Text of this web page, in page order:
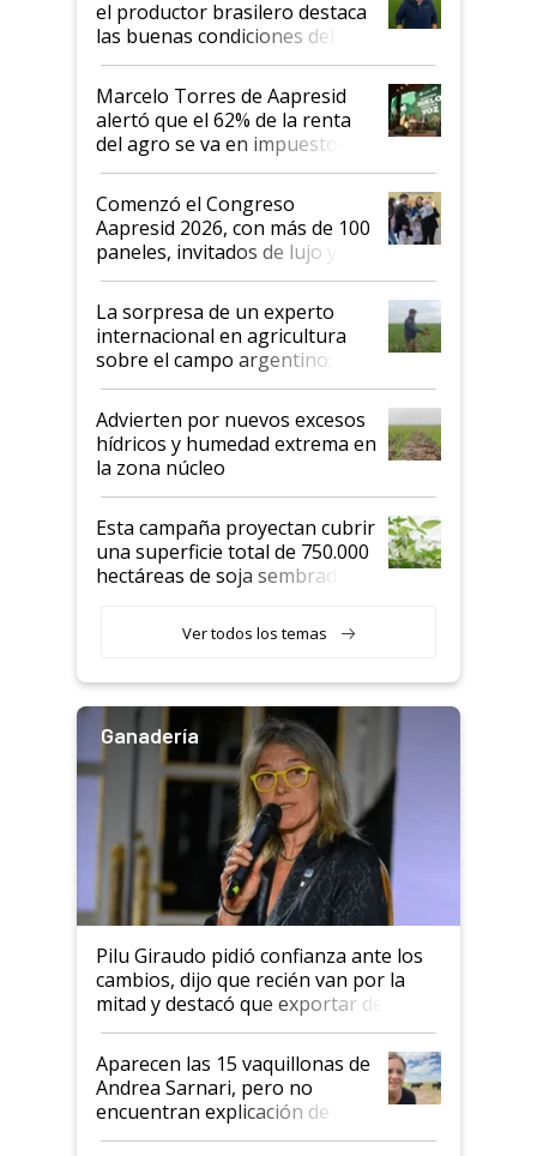
el productor brasilero destaca
las buenas condiciones del
agro argentino para invertir:
"Los veo más motivados"
Marcelo Torres de Aapresid
alertó que el 62% de la renta
del agro se va en impuestos:
"No es bueno que en
Argentina se sigan discutiendo
las mismas cosas de hace 50
años"
Comenzó el Congreso
Aapresid 2026, con más de 100
paneles, invitados de lujo y
todas las tendencias
La sorpresa de un experto
internacional en agricultura
sobre el campo argentino:
"Estoy muy impresionado"
Advierten por nuevos excesos
hídricos y humedad extrema en
la zona núcleo
Esta campaña proyectan cubrir
una superficie total de 750.000
hectáreas de soja sembradas
variedades que marcan un
salto tecnológico en genética y
Ver todos los temas
Ganadería
Pilu Giraudo pidió confianza ante los
cambios, dijo que recién van por la
mitad y destacó que exportar dejó de
ser "para unos pocos": "Tenemos un
mandato muy claro del gobierno
nacional"
Aparecen las 15 vaquillonas de
Andrea Sarnari, pero no
encuentran explicación de
cómo llegaron allí